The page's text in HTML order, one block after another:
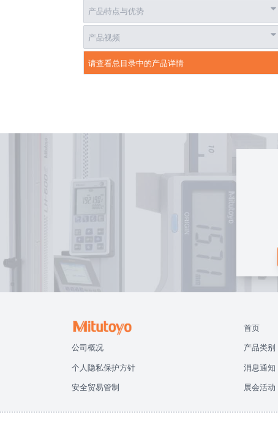
产品特点与优势
产品视频
请查看总目录中的产品详情
公司概况
个人隐私保护方针
安全贸易管制
首页
产品类别
消息通知
展会活动